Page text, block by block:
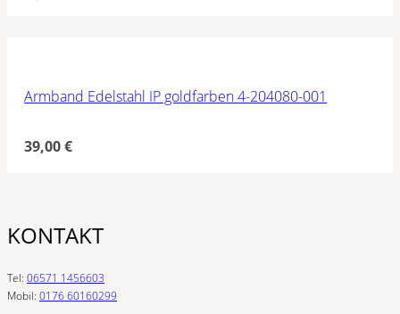
Armband Edelstahl IP goldfarben 4-204080-001
39,00€
KONTAKT
Tel: 06571 1456603
Mobil: 0176 60160299